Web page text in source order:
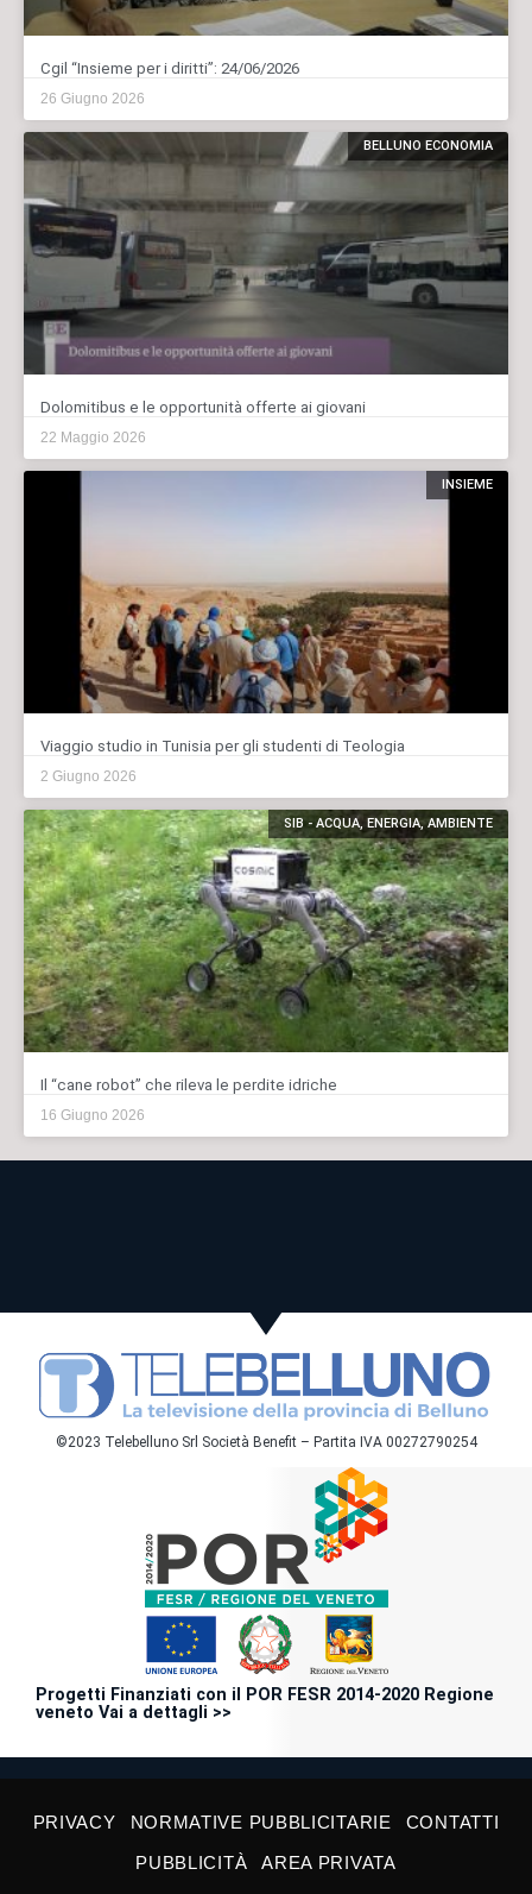
Cgil “Insieme per i diritti”: 24/06/2026
26 Giugno 2026
BELLUNO ECONOMIA
Dolomitibus e le opportunità offerte ai giovani
22 Maggio 2026
INSIEME
Viaggio studio in Tunisia per gli studenti di Teologia
2 Giugno 2026
SIB - ACQUA, ENERGIA, AMBIENTE
Il “cane robot” che rileva le perdite idriche
16 Giugno 2026
©2023 Telebelluno Srl Società Benefit – Partita IVA 00272790254
Progetti Finanziati con il POR FESR 2014-2020 Regione
veneto Vai a dettagli >>
PRIVACY NORMATIVE PUBBLICITARIE
CONTATTI
PUBBLICITÀ
AREA PRIVATA